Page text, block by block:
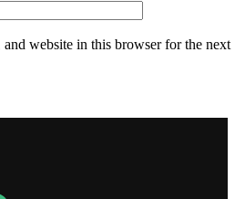
and website in this browser for the next